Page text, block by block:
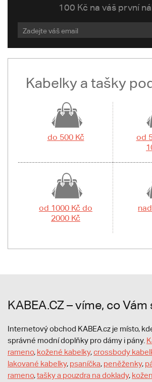
100 Kč na váš první
Kabelky a tašky
do 500 Kč
od
od 1000 Kč do
2000 Kč
KABEA.CZ – víme, co Vám
Internetový obchod KABEA.cz je místo,
správné modní doplňky pro dámy i pány.
rameno, kožené kabelky,crossbody
lakované kabelky, psaníčka, peněženky,
rameno,tašky a pouzdra na doklady,